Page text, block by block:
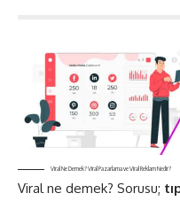
Viral Ne Demek? Viral Pazarlama ve Viral Reklam Nedir?
Viral ne demek? Sorusu;